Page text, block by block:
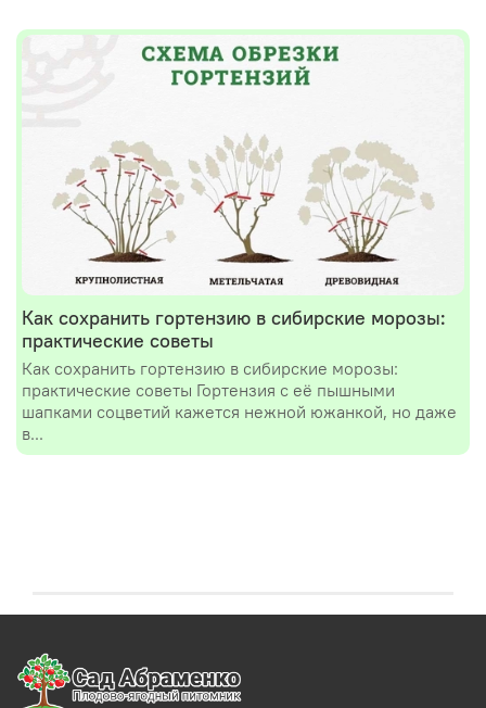
Как сохранить гортензию в сибирские морозы:
практические советы
Как сохранить гортензию в сибирские морозы:
практические советы Гортензия с её пышными
шапками соцветий кажется нежной южанкой, но даже
в...